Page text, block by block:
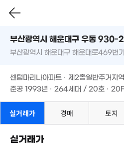
8억
매물
필터 매물 탐색
부산시 해운대구 우동 930-20
준공 1993년 · 264세대 / 20호 · 20F/B2
부산광역시 해운대구 우동 930-
부산광역시 해운대구 해운대로469번가
센텀마리나아파트 · 제2종일반주거지역
준공 1993년 · 264세대 / 20호 ·
실거래가 경매 토지
실거래가